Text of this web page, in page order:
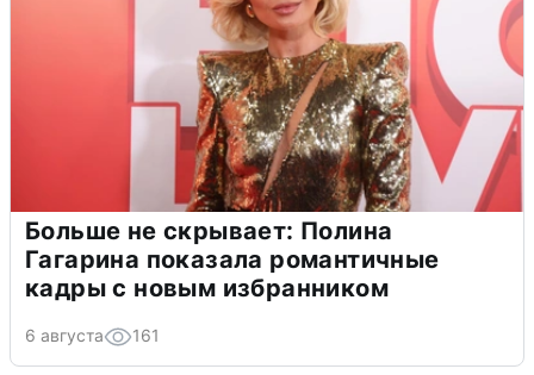
Больше не скрывает: Полина
Гагарина показала романтичные
кадры с новым избранником
6 августа 161